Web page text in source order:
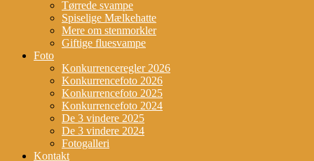
Tørrede svampe
Spiselige Mælkehatte
Mere om stenmorkler
Giftige fluesvampe
Foto
Konkurrenceregler 2026
Konkurrencefoto 2026
Konkurrencefoto 2025
Konkurrencefoto 2024
De 3 vindere 2025
De 3 vindere 2024
Fotogalleri
Kontakt